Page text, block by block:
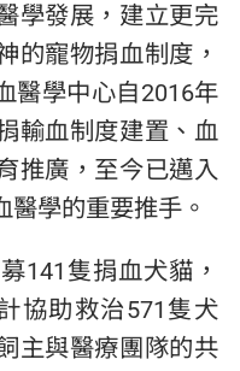
學發展，建立更完
的寵物捐血制度，
醫學中心自2016年
輸血制度建置、血
推廣，至今已邁入
醫學的重要推手。
141隻捐血犬貓，
協助救治571隻犬
主與醫療團隊的共